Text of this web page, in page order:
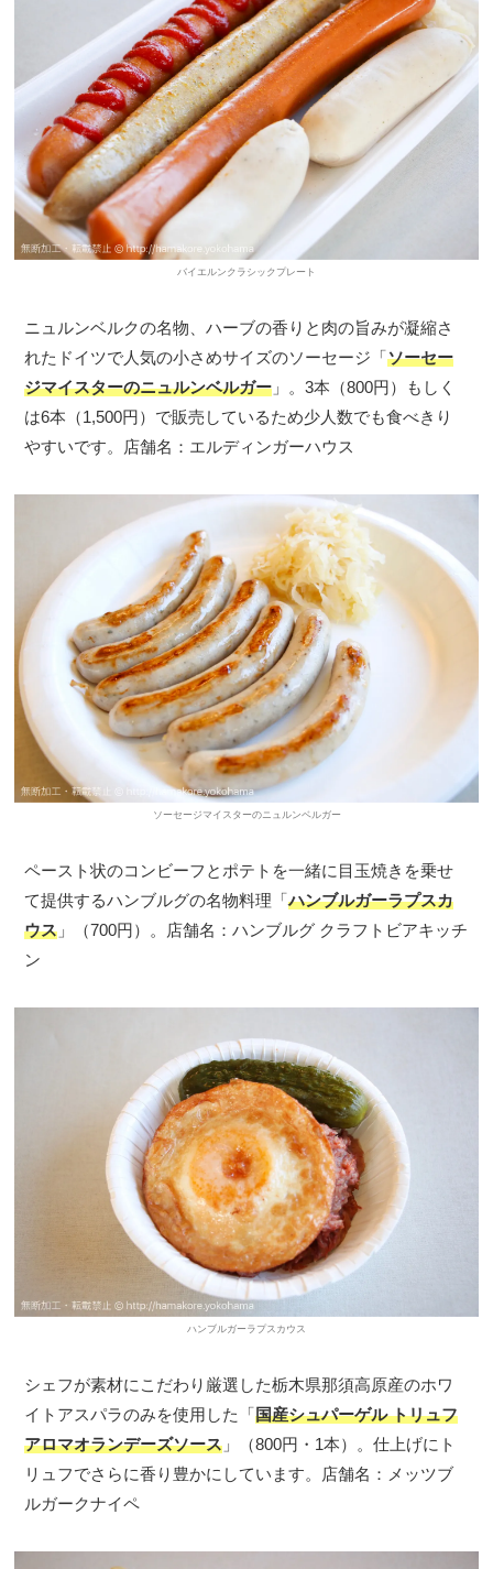
バイエルンクラシックプレート
ニュルンベルクの名物、ハーブの香りと肉の旨みが凝縮さ
れたドイツで人気の小さめサイズのソーセージ「ソーセー
ジマイスターのニュルンベルガー 」。3本（800円）もしく
は6本（1,500円）で販売しているため少人数でも食べきり
やすいです。店舗名：エルディンガーハウス
ソーセージマイスターのニュルンベルガー
ペースト状のコンビーフとポテトを一緒に目玉焼きを乗せ
て提供するハンブルグの名物料理「ハンブルガーラプスカ
ウス 」（700円）。店舗名：ハンブルグ クラフトビアキッチ
ン
ハンブルガーラプスカウス
シェフが素材にこだわり厳選した栃木県那須高原産のホワ
イトアスパラのみを使用した「国産シュパーゲル トリュフ
アロマオランデーズソース 」（800円・1本）。仕上げにト
リュフでさらに香り豊かにしています。店舗名：メッツブ
ルガークナイペ